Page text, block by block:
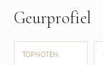
Geurprofiel
TOPNOTEN